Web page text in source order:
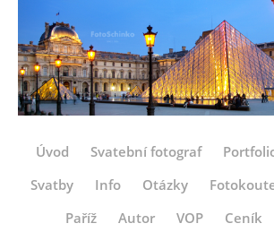
Úvod Svatební fotograf
Svatby
Info Otázky
Paříž
Autor VOP Ceník